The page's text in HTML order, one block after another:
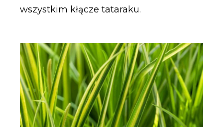
wszystkim kłącze tataraku.